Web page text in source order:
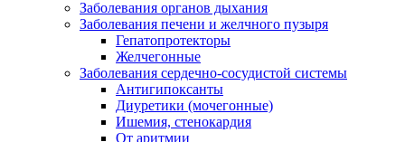
Заболевания органов дыхания
Заболевания печени и желчного пузыря
Гепатопротекторы
Желчегонные
Заболевания сердечно-сосудистой системы
Антигипоксанты
Диуретики (мочегонные)
Ишемия, стенокардия
От аритмии